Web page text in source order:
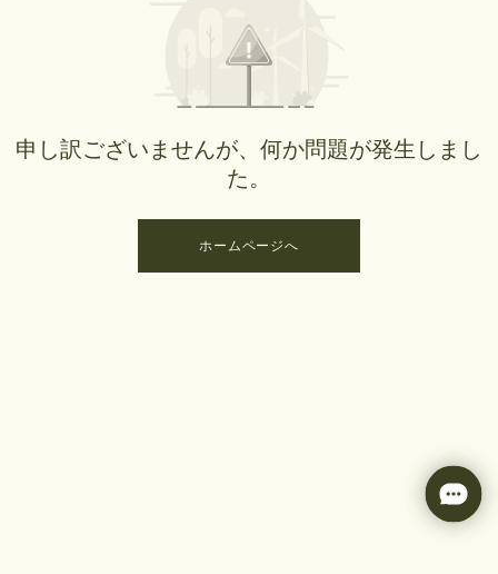
申し訳ございませんが、何か問題が発生しまし
た。
ホームページへ